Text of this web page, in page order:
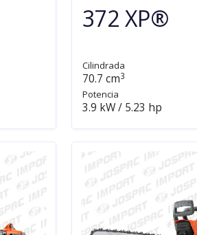
372 XP®
Cilindrada
70.7 cm3
Potencia
3.9 kW / 5.23 hp